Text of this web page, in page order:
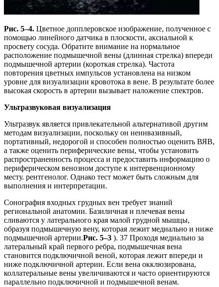
Рис. 5–4. Цветное допплеровское изображение, полученное с
помощью линейного датчика в плоскости, аксиальной к
просвету сосуда. Обратите внимание на нормальное
расположение подмышечной вены (длинная стрелка) впереди
подмышечной артерии (короткая стрелка). Частота
повторения цветных импульсов установлена ​​на низком
уровне для визуализации кровотока в вене. В результате более
высокая скорость в артерии вызывает наложение спектров.
Ультразвуковая визуализация
Ультразвук является привлекательной альтернативой другим
методам визуализации, поскольку он неинвазивный,
портативный, недорогой и способен полностью оценить ВЯВ,
а также оценить периферические вены, чтобы установить
распространенность процесса и предоставить информацию о
периферическом венозном доступе к интервенционному
месту. рентгенолог. Однако тест может быть сложным для
выполнения и интерпретации.
Сонография входных грудных вен требует знаний
региональной анатомии. Базиличная и плечевая вены
сливаются у латерального края малой грудной мышцы,
образуя подмышечную вену, которая лежит медиально и ниже
подмышечной артерии.Рис. 5–3 ). 37 Проходя медиально за
латеральный край первого ребра, подмышечная вена
становится подключичной веной, которая лежит впереди и
ниже подключичной артерии. Если вена окклюзирована,
коллатеральные вены увеличиваются и часто ориентируются
параллельно подключичной и подмышечной венам.